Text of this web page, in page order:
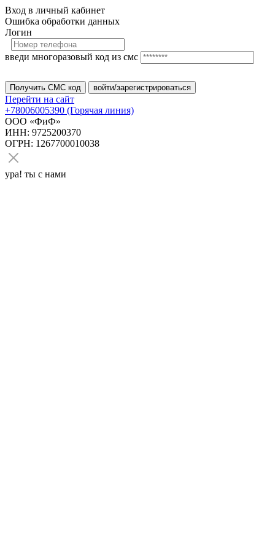
Вход в личный кабинет
Ошибка обработки данных
Логин
введи многоразовый код из смс
Перейти на сайт
+78006005390 (Горячая линия)
ООО «ФиФ»
ИНН: 9725200370
ОГРН: 1267700010038
ура! ты с нами